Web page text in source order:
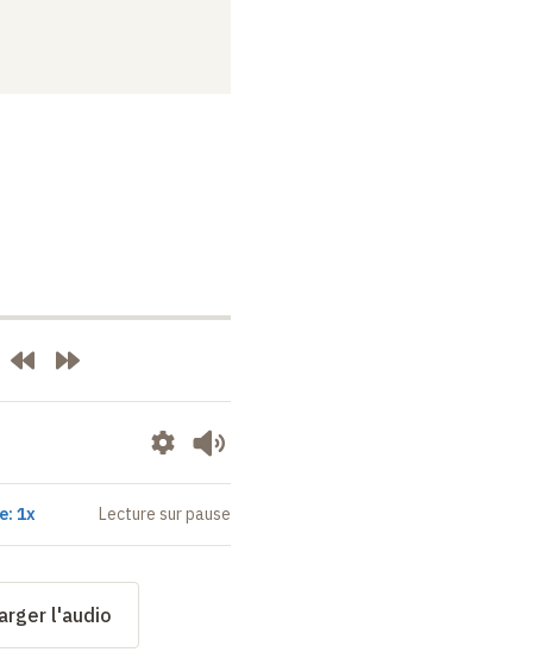
1x Lecture sur pause
l'audio